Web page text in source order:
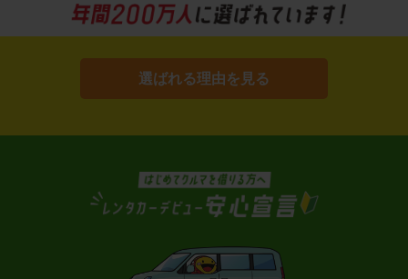
選ばれる理由を見る